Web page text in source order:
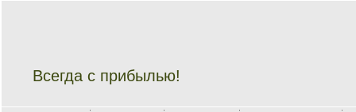
Всегда с прибылью!